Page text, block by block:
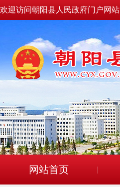
欢迎访问朝阳县人民政府门户网站
网站首页